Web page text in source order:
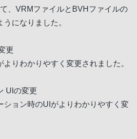
、VRMファイルとBVHファイルの
になりました。
更
りわかりやすく変更されました。
UIの変更
ション時のUIがよりわかりやすく変